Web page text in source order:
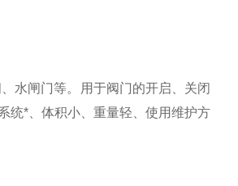
水闸门等。用于阀门的开启、关闭
统*、体积小、重量轻、使用维护方